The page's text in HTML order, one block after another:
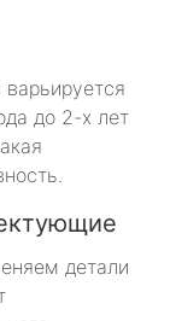
варьируется
до 2-х лет
детали